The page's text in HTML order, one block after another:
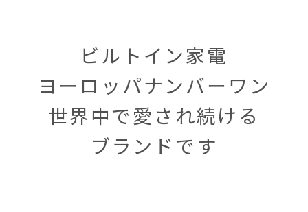
ビルトイン家電
ヨーロッパナンバーワン
世界中で愛され続ける
ブランドです